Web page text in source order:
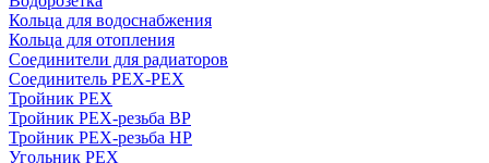
Кольца для водоснабжения
Кольца для отопления
Соединители для радиаторов
Соединитель PEX-PEX
Тройник PEX
Тройник PEX-резьба ВР
Тройник PEX-резьба НР
Угольник PEX